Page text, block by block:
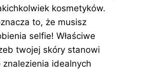
kosmetyków.
to, że musisz
selfie! Właściwe
twojej skóry stanowi
idealnych